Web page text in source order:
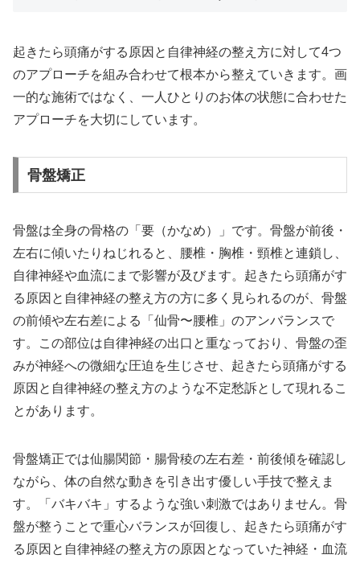
起きたら頭痛がする原因と自律神経の整え方に対して4つ
のアプローチを組み合わせて根本から整えていきます。画
一的な施術ではなく、一人ひとりのお体の状態に合わせた
アプローチを大切にしています。
骨盤矯正
骨盤は全身の骨格の「要（かなめ）」です。骨盤が前後・
左右に傾いたりねじれると、腰椎・胸椎・頸椎と連鎖し、
自律神経や血流にまで影響が及びます。起きたら頭痛がす
る原因と自律神経の整え方の方に多く見られるのが、骨盤
の前傾や左右差による「仙骨〜腰椎」のアンバランスで
す。この部位は自律神経の出口と重なっており、骨盤の歪
みが神経への微細な圧迫を生じさせ、起きたら頭痛がする
原因と自律神経の整え方のような不定愁訴として現れるこ
とがあります。
骨盤矯正では仙腸関節・腸骨稜の左右差・前後傾を確認し
ながら、体の自然な動きを引き出す優しい手技で整えま
す。「バキバキ」するような強い刺激ではありません。骨
盤が整うことで重心バランスが回復し、起きたら頭痛がす
る原因と自律神経の整え方の原因となっていた神経・血流